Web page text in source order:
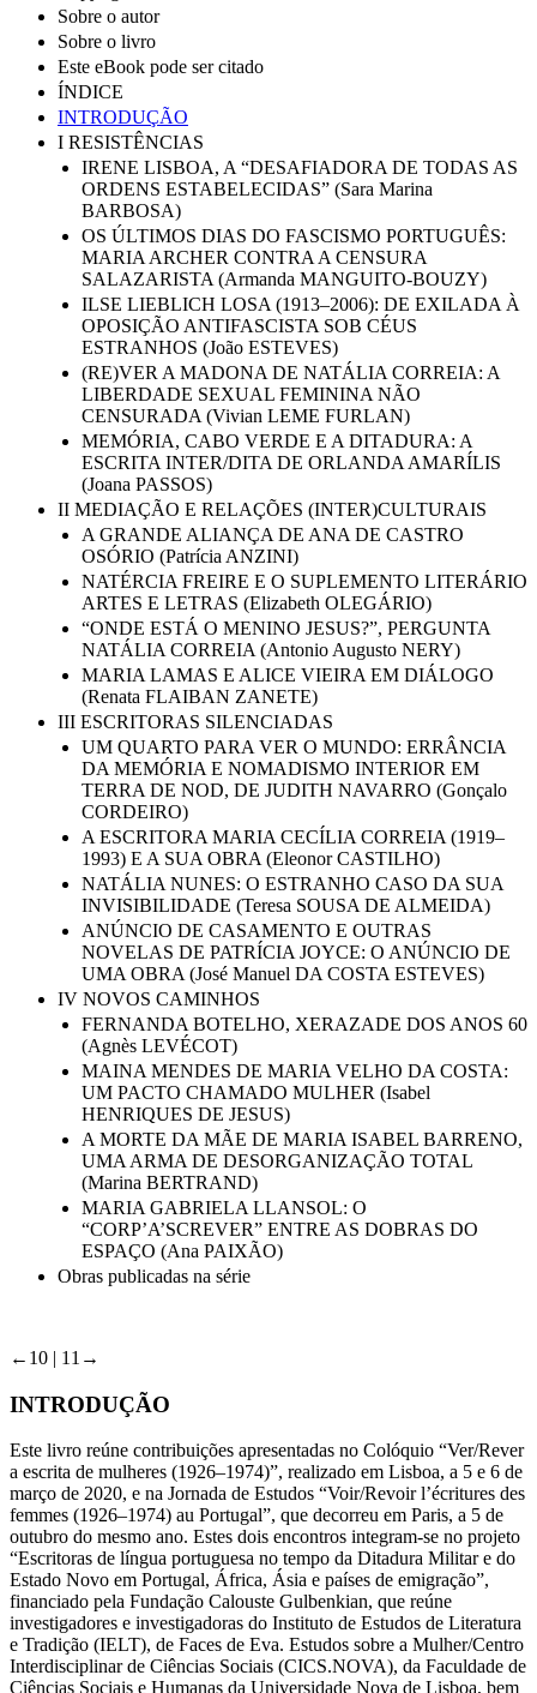
Sobre o autor
Sobre o livro
Este eBook pode ser citado
ÍNDICE
INTRODUÇÃO
I RESISTÊNCIAS
IRENE LISBOA, A “DESAFIADORA DE TODAS AS
ORDENS ESTABELECIDAS” (Sara Marina
BARBOSA)
OS ÚLTIMOS DIAS DO FASCISMO PORTUGUÊS:
MARIA ARCHER CONTRA A CENSURA
SALAZARISTA (Armanda MANGUITO-BOUZY)
ILSE LIEBLICH LOSA (1913–2006): DE EXILADA À
OPOSIÇÃO ANTIFASCISTA SOB CÉUS
ESTRANHOS (João ESTEVES)
(RE)VER A MADONA DE NATÁLIA CORREIA: A
LIBERDADE SEXUAL FEMININA NÃO
CENSURADA (Vivian LEME FURLAN)
MEMÓRIA, CABO VERDE E A DITADURA: A
ESCRITA INTER/DITA DE ORLANDA AMARÍLIS
(Joana PASSOS)
II MEDIAÇÃO E RELAÇÕES (INTER)CULTURAIS
A GRANDE ALIANÇA DE ANA DE CASTRO
OSÓRIO (Patrícia ANZINI)
NATÉRCIA FREIRE E O SUPLEMENTO LITERÁRIO
ARTES E LETRAS (Elizabeth OLEGÁRIO)
“ONDE ESTÁ O MENINO JESUS?”, PERGUNTA
NATÁLIA CORREIA (Antonio Augusto NERY)
MARIA LAMAS E ALICE VIEIRA EM DIÁLOGO
(Renata FLAIBAN ZANETE)
III ESCRITORAS SILENCIADAS
UM QUARTO PARA VER O MUNDO: ERRÂNCIA
DA MEMÓRIA E NOMADISMO INTERIOR EM
TERRA DE NOD, DE JUDITH NAVARRO (Gonçalo
CORDEIRO)
A ESCRITORA MARIA CECÍLIA CORREIA (1919–
1993) E A SUA OBRA (Eleonor CASTILHO)
NATÁLIA NUNES: O ESTRANHO CASO DA SUA
INVISIBILIDADE (Teresa SOUSA DE ALMEIDA)
ANÚNCIO DE CASAMENTO E OUTRAS
NOVELAS DE PATRÍCIA JOYCE: O ANÚNCIO DE
UMA OBRA (José Manuel DA COSTA ESTEVES)
IV NOVOS CAMINHOS
FERNANDA BOTELHO, XERAZADE DOS ANOS 60
(Agnès LEVÉCOT)
MAINA MENDES DE MARIA VELHO DA COSTA:
UM PACTO CHAMADO MULHER (Isabel
HENRIQUES DE JESUS)
A MORTE DA MÃE DE MARIA ISABEL BARRENO,
UMA ARMA DE DESORGANIZAÇÃO TOTAL
(Marina BERTRAND)
MARIA GABRIELA LLANSOL: O
“CORP’A’SCREVER” ENTRE AS DOBRAS DO
ESPAÇO (Ana PAIXÃO)
Obras publicadas na série
←10 | 11→
INTRODUÇÃO
Este livro reúne contribuições apresentadas no Colóquio “Ver/Rever
a escrita de mulheres (1926–1974)”, realizado em Lisboa, a 5 e 6 de
março de 2020, e na Jornada de Estudos “Voir/Revoir l’écritures des
femmes (1926–1974) au Portugal”, que decorreu em Paris, a 5 de
outubro do mesmo ano. Estes dois encontros integram-se no projeto
“Escritoras de língua portuguesa no tempo da Ditadura Militar e do
Estado Novo em Portugal, África, Ásia e países de emigração”,
financiado pela Fundação Calouste Gulbenkian, que reúne
investigadores e investigadoras do Instituto de Estudos de Literatura
e Tradição (IELT), de Faces de Eva. Estudos sobre a Mulher/Centro
Interdisciplinar de Ciências Sociais (CICS.NOVA), da Faculdade de
Ciências Sociais e Humanas da Universidade Nova de Lisboa, bem